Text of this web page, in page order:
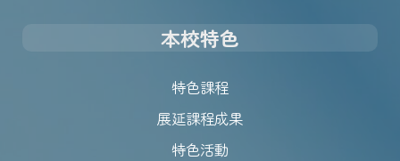
本校特色
特色課程
展延課程成果
特色活動